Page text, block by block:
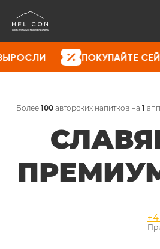
ПОКУПАЙТЕ СЕЙЧАС, ПОКА
Более 100авторских напитков на 1